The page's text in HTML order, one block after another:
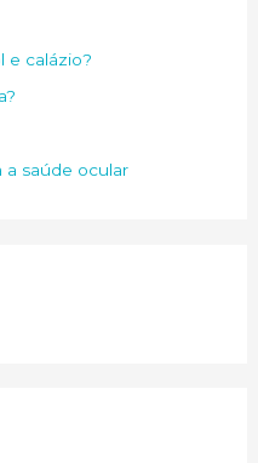
e calázio?
a saúde ocular